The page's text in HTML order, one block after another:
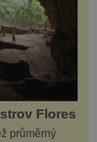
Flores
průměrný